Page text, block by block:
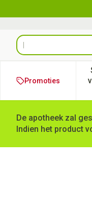
Product, merk,
Promoties
De apotheek zal
Indien het product